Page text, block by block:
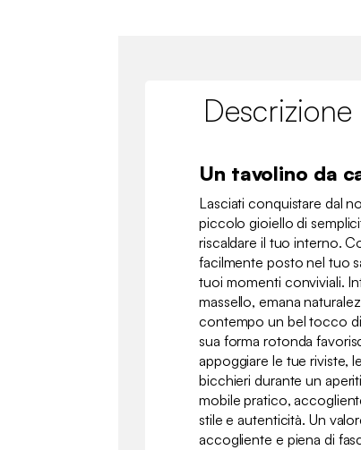
Un tavolino da
Lasciati conquistare dal
piccolo gioiello di
riscaldare il tuo interno.
facilmente posto nel tuo
tuoi momenti conviviali.
massello, emana
contempo un bel tocco
sua forma rotonda
appoggiare le tue riviste,
bicchieri durante un
mobile pratico,
stile e autenticità. Un
accogliente e piena di